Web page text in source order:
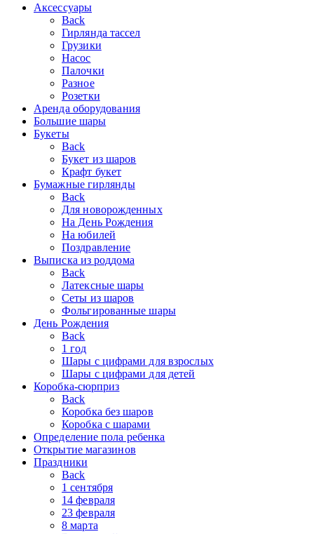
Аксессуары
Back
Гирлянда тассел
Грузики
Насос
Палочки
Разное
Розетки
Аренда оборудования
Большие шары
Букеты
Back
Букет из шаров
Крафт букет
Бумажные гирлянды
Back
Для новорожденных
На День Рождения
На юбилей
Поздравление
Выписка из роддома
Back
Латексные шары
Сеты из шаров
Фольгированные шары
День Рождения
Back
1 год
Шары с цифрами для взрослых
Шары с цифрами для детей
Коробка-сюрприз
Back
Коробка без шаров
Коробка с шарами
Определение пола ребенка
Открытие магазинов
Праздники
Back
1 сентября
14 февраля
23 февраля
8 марта